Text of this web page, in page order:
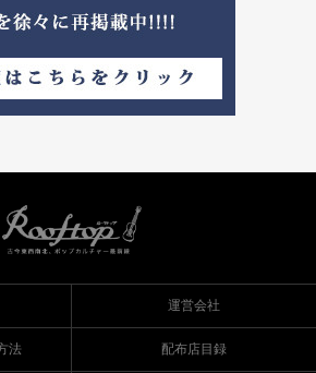
運営会社
法 配布店目録